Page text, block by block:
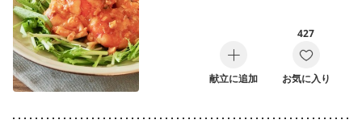
献立に追加
427
お気に入り